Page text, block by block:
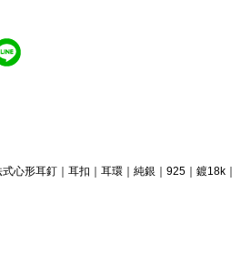
心形耳釘｜耳扣｜耳環｜純銀｜925｜鍍18k｜